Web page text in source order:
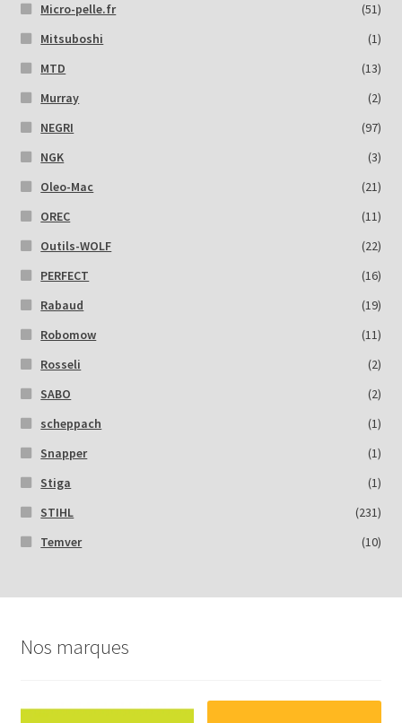
Micro-pelle.fr
(51)
Mitsuboshi
(1)
MTD
(13)
Murray
(2)
NEGRI
(97)
NGK
(3)
Oleo-Mac
(21)
OREC
(11)
Outils-WOLF
(22)
PERFECT
(16)
Rabaud
(19)
Robomow
(11)
Rosseli
(2)
SABO
(2)
scheppach
(1)
Snapper
(1)
Stiga
(1)
STIHL
(231)
Temver
(10)
Nos marques